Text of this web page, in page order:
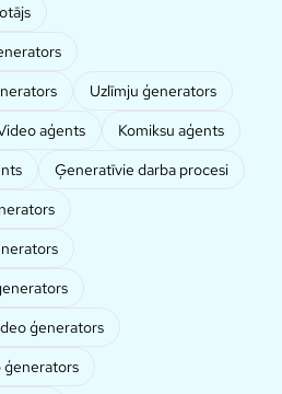
Uzlīmju ģenerators
aģents
Komiksu aģents
Ģeneratīvie darba procesi
ģenerators
ģenerators